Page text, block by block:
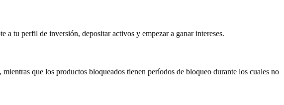
a tu perfil de inversión, depositar activos y empezar a ganar intereses.
que los productos bloqueados tienen períodos de bloqueo durante los cuales no